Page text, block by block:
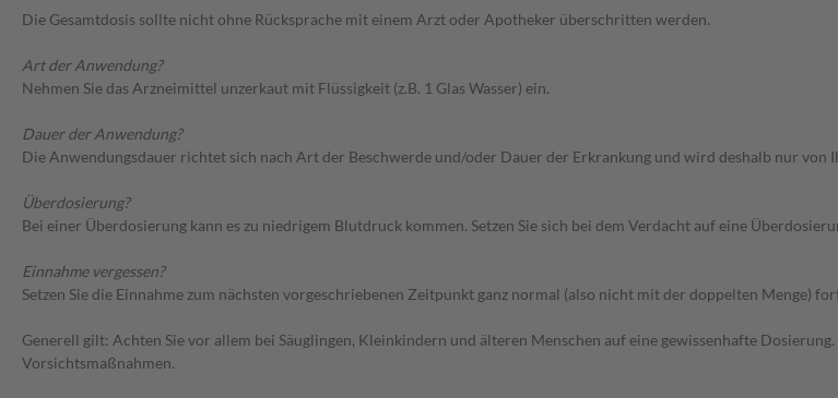
Die Gesamtdosis sollte nicht ohne Rücksprache mit einem Arzt oder Apotheker überschritten werden.
Art der Anwendung?
Nehmen Sie das Arzneimittel unzerkaut mit Flüssigkeit (z.B. 1 Glas Wasser) ein.
Dauer der Anwendung?
Die Anwendungsdauer richtet sich nach Art der Beschwerde und/oder Dauer der Erkrankung und wird deshalb nur von
Überdosierung?
Bei einer Überdosierung kann es zu niedrigem Blutdruck kommen. Setzen Sie sich bei dem Verdacht auf eine
Einnahme vergessen?
Setzen Sie die Einnahme zum nächsten vorgeschriebenen Zeitpunkt ganz normal (also nicht mit der doppelten Menge)
Generell gilt: Achten Sie vor allem bei Säuglingen, Kleinkindern und älteren Menschen auf eine gewissenhafte
Vorsichtsmaßnahmen.